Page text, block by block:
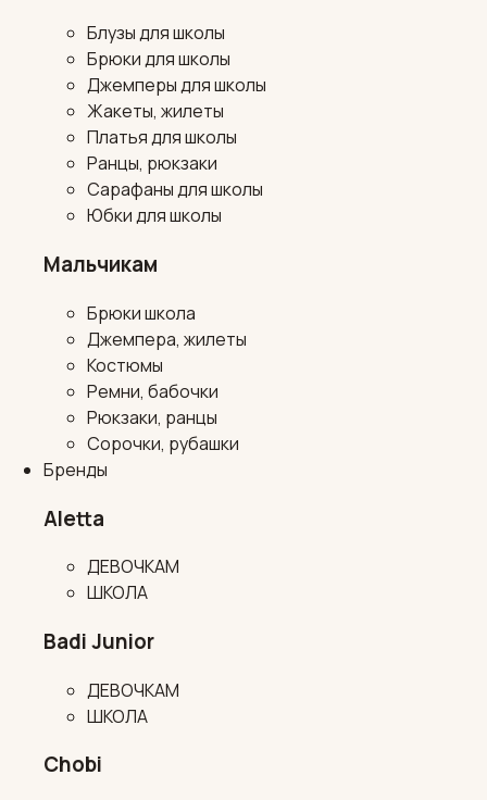
Блузы для школы
Брюки для школы
Джемперы для школы
Жакеты, жилеты
Платья для школы
Ранцы, рюкзаки
Сарафаны для школы
Юбки для школы
Мальчикам
Брюки школа
Джемпера, жилеты
Костюмы
Ремни, бабочки
Рюкзаки, ранцы
Сорочки, рубашки
Бренды
Aletta
ДЕВОЧКАМ
ШКОЛА
Badi Junior
ДЕВОЧКАМ
ШКОЛА
Chobi